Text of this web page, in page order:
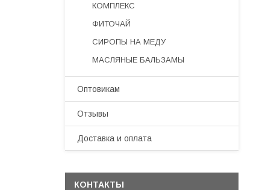
КОМПЛЕКС
ФИТОЧАЙ
СИРОПЫ НА МЕДУ
МАСЛЯНЫЕ БАЛЬЗАМЫ
Оптовикам
Отзывы
Доставка и оплата
КОНТАКТЫ